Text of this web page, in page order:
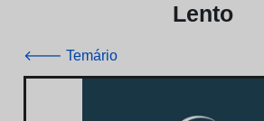
Lento
🡐 Temário